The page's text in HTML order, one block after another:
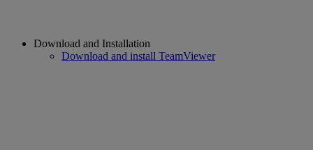
Download and Installation
Download and install TeamViewer